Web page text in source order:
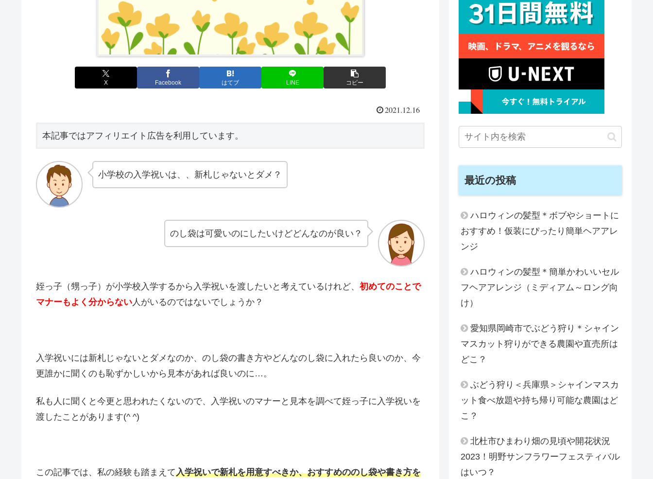
X Facebook はてブ LINE コピー
2021.12.16
本記事ではアフィリエイト広告を利用しています。
小学校の入学祝いは、、新札じゃないとダメ？
のし袋は可愛いのにしたいけどどんなのが良い？
姪っ子（甥っ子）が小学校入学するから入学祝いを渡したいと考えているけれど、 初めてのことで
マナーもよく分からない人がいるのではないでしょうか？
入学祝いには新札じゃないとダメなのか、のし袋の書き方やどんなのし袋に入れたら良いのか、今
更誰かに聞くのも恥ずかしいから見本があれば良いのに…。
私も人に聞くと今更と思われたくないので、入学祝いのマナーと見本を調べて姪っ子に入学祝いを
渡したことがあります(^ ^)
この記事では、私の経験も踏まえて入学祝いで新札を用意すべきか、おすすめののし袋や書き方を
最近の投稿
ハロウィンの髪型＊ボブやショートに
おすすめ！仮装にぴったり簡単ヘアアレ
ンジ
ハロウィンの髪型＊簡単かわいいセル
フヘアアレンジ（ミディアム～ロング向
け）
愛知県岡崎市でぶどう狩り＊シャイン
マスカット狩りができる農園や直売所は
どこ？
ぶどう狩り＜兵庫県＞シャインマスカ
ット食べ放題や持ち帰り可能な農園はど
こ？
北杜市ひまわり畑の見頃や開花状況
2023！明野サンフラワーフェスティバル
はいつ？